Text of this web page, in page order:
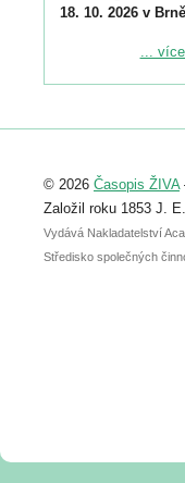
18. 10. 2026 v Brně
Podrobnější
Registrovat se
abstraktu
posteru je už 30.
...
© 2026 Časopis ŽIVA
Založil roku 1853 J.
Vydává Nakladatelství
Středisko společných